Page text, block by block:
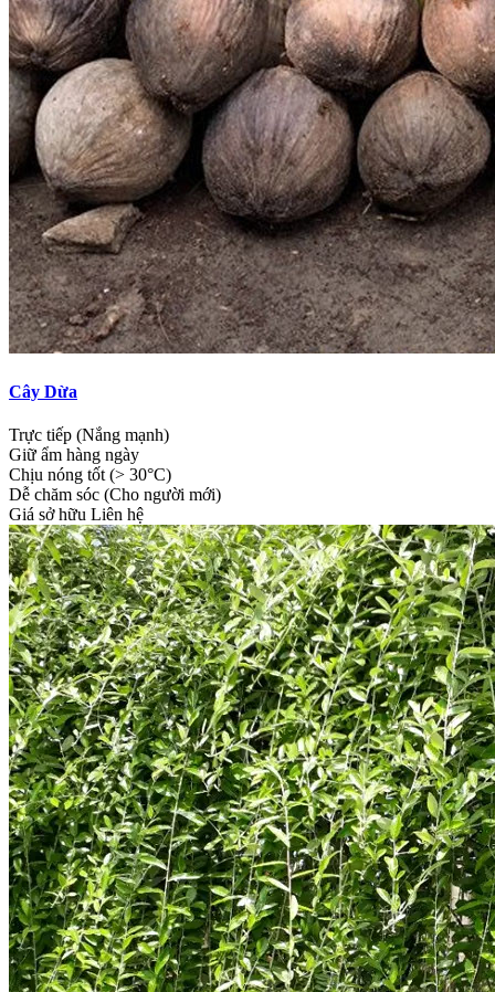
Cây Dừa
Trực tiếp (Nắng mạnh)
Giữ ẩm hàng ngày
Chịu nóng tốt (> 30°C)
Dễ chăm sóc (Cho người mới)
Giá sở hữu Liên hệ